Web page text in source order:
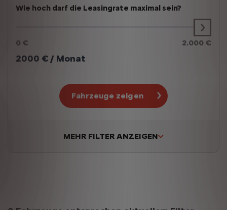
Wie hoch darf die Leasingrate maximal sein?
0 € 2.000 €
2000 € / Monat
Fahrzeuge zeigen
MEHR FILTER ANZEIGEN